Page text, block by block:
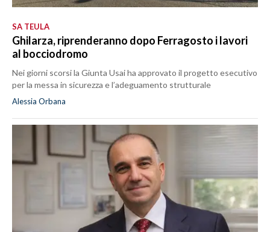
SA TEULA
Ghilarza, riprenderanno dopo Ferragosto i lavori
al bocciodromo
Nei giorni scorsi la Giunta Usai ha approvato il progetto esecutivo
per la messa in sicurezza e l’adeguamento strutturale
Alessia Orbana